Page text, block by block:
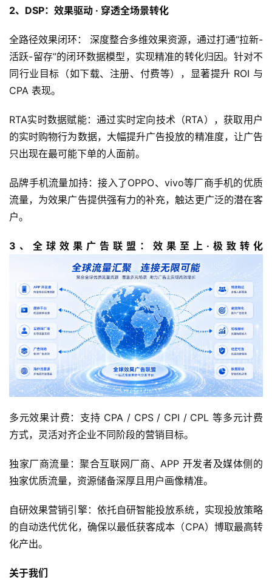
首
页
游
茶
原
业
界
手
机
游
戏
单
机
戏
闲
游
戏
2
2、DSP：效果驱动 · 穿透全场景转化
全路径效果闭环： 深度整合多维效果资源，通过打通“拉新-
活跃-留存”的闭环数据模型，实现精准的转化归因。针对不
同行业目标（如下载、注册、付费等），显著提升 ROI 与
CPA 表现。
RTA实时数据赋能：通过实时定向技术（RTA），获取用户
的实时购物行为数据，大幅提升广告投放的精准度，让广告
只出现在最可能下单的人面前。
品牌手机流量加持：接入了OPPO、vivo等厂商手机的优质
流量，为效果广告提供强有力的补充，触达更广泛的潜在客
户。
3、全球效果广告联盟：效果至上·极致转化
多元效果计费：支持 CPA / CPS / CPI / CPL 等多元计费
方式，灵活对齐企业不同阶段的营销目标。
独家厂商流量：聚合互联网厂商、APP 开发者及媒体侧的
独家优质流量，资源储备深厚且用户画像精准。
自研效果营销引擎：依托自研智能投放系统，实现投放策略
的自动迭代优化，确保以最低获客成本（CPA）博取最高转
化产出。
关于我们